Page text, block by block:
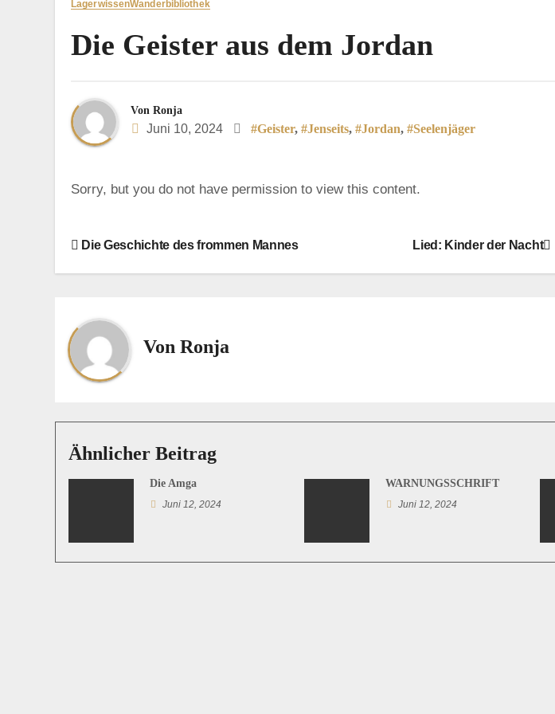
LagerwissenWanderbibliothek
Die Geister aus dem Jordan
Von Ronja
Juni 10, 2024 #Geister, #Jenseits, #Jordan, #Seelenjäger
Sorry, but you do not have permission to view this content.
B
e
t
r
g
s
a
Die Geschichte des frommen Mannes Lied: Kinder der Nacht
Von Ronja
Ähnlicher Beitrag
Die Amga
Juni 12, 2024
WARNUNGSSCHRIFT
Juni 12, 2024